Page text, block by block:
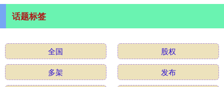
话题标签
全国
股权
多架
发布